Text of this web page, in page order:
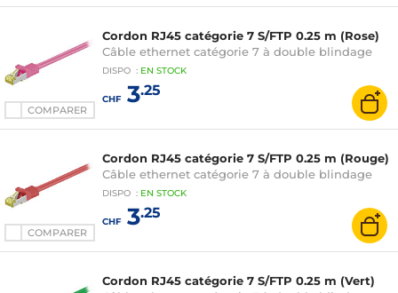
COMPARER
Cordon RJ45 catégorie 7 S/FTP 0.25 m (Rose)
Câble ethernet catégorie 7 à double blindage
DISPO : EN STOCK
CHF3.25
COMPARER
Cordon RJ45 catégorie 7 S/FTP 0.25 m (Rouge)
Câble ethernet catégorie 7 à double blindage
DISPO : EN STOCK
CHF3.25
Cordon RJ45 catégorie 7 S/FTP 0.25 m (Vert)